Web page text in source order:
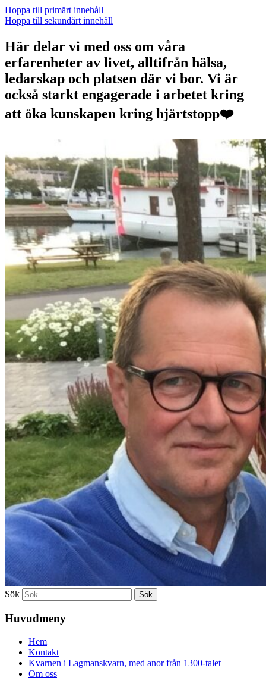
Hoppa till primärt innehåll
Hoppa till sekundärt innehåll
Här delar vi med oss om våra
erfarenheter av livet, alltifrån hälsa,
ledarskap och platsen där vi bor. Vi är
också starkt engagerade i arbetet kring
att öka kunskapen kring hjärtstopp❤️
Sök
Huvudmeny
Hem
Kontakt
Kvarnen i Lagmanskvarn, med anor från 1300-talet
Om oss